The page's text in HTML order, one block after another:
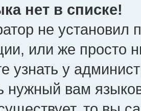
нет в списке!
не установил
или же просто
узнать у
нужный вам